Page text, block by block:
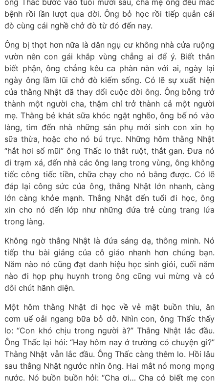
ông Thấc bước vào tuổi mười sáu, cha mẹ ông đều mắc
bệnh rồi lần lượt qua đời. Ông bỏ học rồi tiếp quản cái
đò cùng cái nghề chở đò từ đó đến nay.
Ông bị thọt hơn nữa là dân ngụ cư không nhà cửa ruộng
vườn nên con gái khắp vùng chẳng ai để ý. Biết thân
biết phận, ông chẳng kêu ca phàn nàn với ai, ngày lại
ngày ông lầm lũi chở đò kiếm sống. Có lẽ sự xuất hiện
của thằng Nhật đã thay đổi cuộc đời ông. Ông bỗng trở
thành một người cha, thậm chí trở thành cả một người
mẹ. Thằng bé khát sữa khóc ngặt nghẽo, ông bế nó vào
làng, tìm đến nhà những sản phụ mới sinh con xin họ
sữa thừa, hoặc cho nó bú trực. Những hôm thằng Nhật
“hắt hơi sổ mũi” ông Thấc lo thắt ruột, thắt gan. Đưa nó
đi trạm xá, đến nhà các ông lang trong vùng, ông không
tiếc công tiếc tiền, chữa chạy cho nó bằng được. Có lẽ
đáp lại công sức của ông, thằng Nhật lớn nhanh, càng
lớn càng khỏe mạnh. Thằng Nhật đến tuổi đi học, ông
xin cho nó đến lớp như những đứa trẻ cùng trang lứa
trong làng.
Không ngờ thằng Nhật là đứa sáng dạ, thông minh. Nó
tiếp thu bài giảng của cô giáo nhanh hơn chúng bạn.
Năm nào nó cũng đạt danh hiệu học sinh giỏi, cuối năm
nào đi họp phụ huynh trong ông cũng vui mừng và có
đôi chút hãnh diện.
Một hôm thằng Nhật đi học về vẻ mặt buồn thiu, ăn
cơm uể oải ngang bữa bỏ dở. Nhìn con, ông Thấc thấy
lo: “Con khó chịu trong người à?” Thằng Nhật lắc đầu.
Ông Thấc lại hỏi: “Hay hôm nay ở trường có chuyện gì?”
Thằng Nhật vẫn lắc đầu. Ông Thấc càng thêm lo. Hồi lâu
sau thằng Nhật ngước nhìn ông. Hai mắt nó mong mọng
nước. Nó buồn buồn hỏi: “Cha ơi… Cha có biết mẹ con